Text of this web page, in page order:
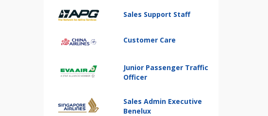
Sales Support Staff
Customer Care
Junior Passenger Traffic
Officer
Sales Admin Executive
Benelux